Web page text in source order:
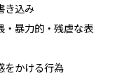
き込み
・暴力的・残虐な表
をかける行為